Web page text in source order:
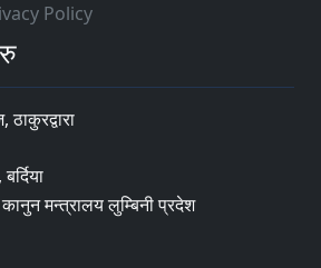
Policy
ठाकुरद्वारा
मन्त्रालय लुम्बिनी प्रदेश